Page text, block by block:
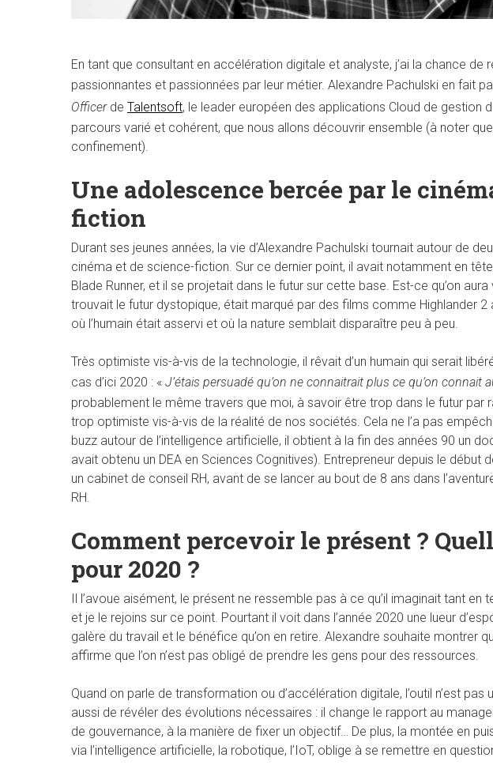
En tant que consultant en accélération digitale et analyste, j’ai la chance de
passionnantes et passionnées par leur métier. Alexandre Pachulski en fait
Officerde Talentsoft, le leader européen des applications Cloud de gestion
parcours varié et cohérent, que nous allons découvrir ensemble (à noter
confinement).
Une adolescence bercée par le
fiction
Durant ses jeunes années, la vie d’Alexandre Pachulski tournait autour de
cinéma et de science-fiction. Sur ce dernier point, il avait notamment en
Blade Runner, et il se projetait dans le futur sur cette base. Est-ce qu’on
trouvait le futur dystopique, était marqué par des films comme Highlander 2
où l’humain était asservi et où la nature semblait disparaître peu à peu.
Très optimiste vis-à-vis de la technologie, il rêvait d’un humain qui serait
cas d’ici 2020 : « J’étais persuadé qu’on ne connaitrait plus ce qu’on connait
probablement le même travers que moi, à savoir être trop dans le futur par
trop optimiste vis-à-vis de la réalité de nos sociétés. Cela ne l’a pas
buzz autour de l’intelligence artificielle, il obtient à la fin des années 90 un
avait obtenu un DEA en Sciences Cognitives). Entrepreneur depuis le début
un cabinet de conseil RH, avant de se lancer au bout de 8 ans dans
RH.
Comment percevoir le présent ?
pour 2020 ?
Il l’avoue aisément, le présent ne ressemble pas à ce qu’il imaginait tant
et je le rejoins sur ce point. Pourtant il voit dans l’année 2020 une lueur
galère du travail et le bénéfice qu’on en retire. Alexandre souhaite montrer
affirme que l’on n’est pas obligé de prendre les gens pour des ressources.
Quand on parle de transformation ou d’accélération digitale, l’outil n’est
aussi de révéler des évolutions nécessaires : il change le rapport au
de gouvernance, à la manière de fixer un objectif… De plus, la montée en
via l’intelligence artificielle, la robotique, l’IoT, oblige à se remettre en